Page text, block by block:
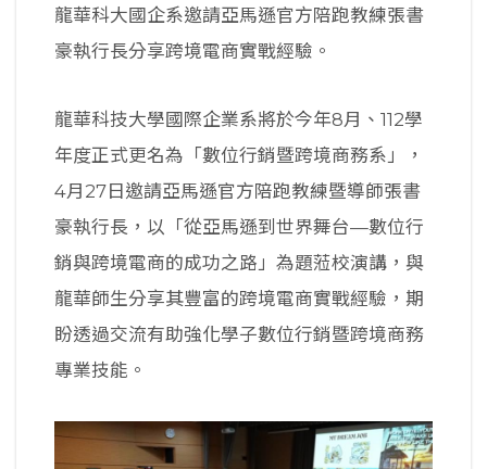
龍華科大國企系邀請亞馬遜官方陪跑教練張書
豪執行長分享跨境電商實戰經驗。
龍華科技大學國際企業系將於今年8月、112學
年度正式更名為「數位行銷暨跨境商務系」，
4月27日邀請亞馬遜官方陪跑教練暨導師張書
豪執行長，以「從亞馬遜到世界舞台—數位行
銷與跨境電商的成功之路」為題蒞校演講，與
龍華師生分享其豐富的跨境電商實戰經驗，期
盼透過交流有助強化學子數位行銷暨跨境商務
專業技能。